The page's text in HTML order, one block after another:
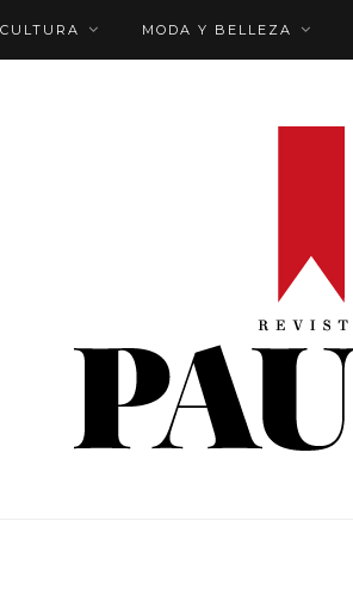
CULTURA MODA Y BELLEZA